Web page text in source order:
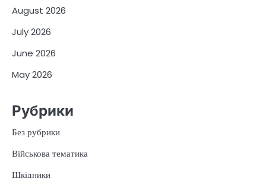
August 2026
July 2026
June 2026
May 2026
Рубрики
Без рубрики
Військова тематика
Шкідники